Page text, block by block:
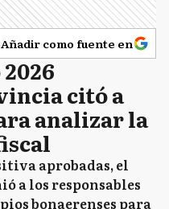
Añadir como fuente en
citó a
analizar la
aprobadas, el
a los responsables
bonaerenses para